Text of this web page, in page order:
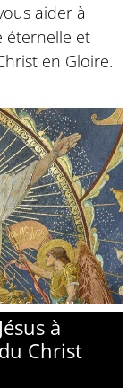
aider à
éternelle et
en Gloire.
Coeur de Montmartre
à
Christ